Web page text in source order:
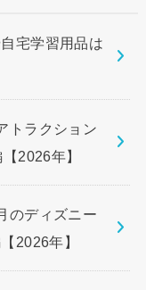
宅学習用品は
トラクション
2026年】
のディズニー
2026年】